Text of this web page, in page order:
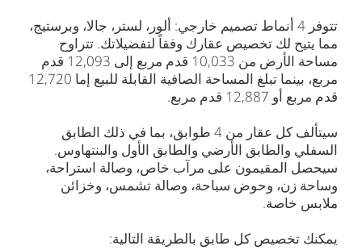
تتوفر 4 أنماط تصميم خارجي: ألور، لستر، جالا، وبرستيج،
مما يتيح لك تخصيص عقارك وفقاً لتفضيلاتك. تتراوح
مساحة الأرض من 10,033 قدم مربع إلى 12,093 قدم
مربع، بينما تبلغ المساحة الصافية القابلة للبيع إما 12,720
قدم مربع أو 12,887 قدم مربع.
سيتألف كل عقار من 4 طوابق، بما في ذلك الطابق
السفلي والطابق الأرضي والطابق الأول والبنتهاوس.
سيحصل المقيمون على مرآب خاص، وصالة استراحة،
وساحة زن، وحوض سباحة، وصالة تشمس، وخزائن
ملابس خاصة.
يمكنك تخصيص كل طابق بالطريقة التالية: